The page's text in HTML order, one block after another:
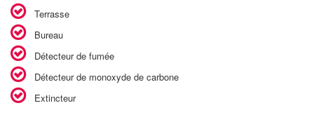
Terrasse
Bureau
Détecteur de fumée
Détecteur de monoxyde de carbone
Extincteur